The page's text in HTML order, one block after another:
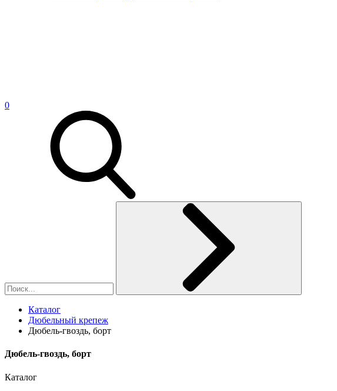
0
Каталог
Дюбельный крепеж
Дюбель-гвоздь, борт
Дюбель-гвоздь, борт
Каталог